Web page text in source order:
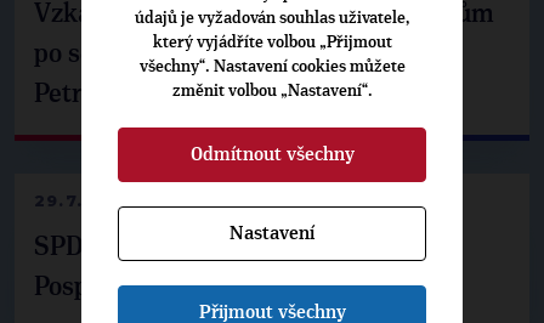
Vzkaz Matěje Ondřeje Havla příznivcům
po setkání s prezidentem republiky
Petrem Pavlem
29.7.2026
SPD už není ve zprávě o extremismu.
Pospíšil: Je tu pachuť
údajů je vyžadován souhlas uživatele,
který vyjádříte volbou „Přijmout
všechny“. Nastavení cookies můžete
změnit volbou „Nastavení“.
Odmítnout všechny
Nastavení
Přijmout všechny